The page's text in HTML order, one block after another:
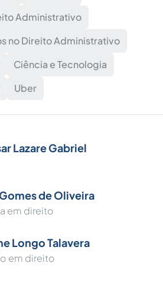
Administrativo
no Direito Administrativo
Ciência e Tecnologia
Uber
Lazare Gabriel
de Oliveira
em direito
Longo Talavera
em direito